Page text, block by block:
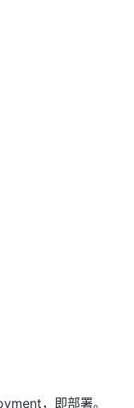
，即部署。